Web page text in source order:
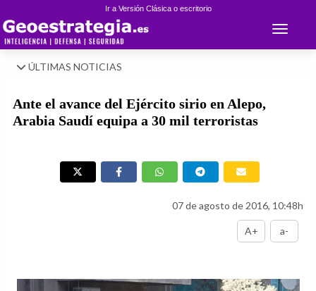
Ir a Versión Clásica o escritorio
Toggle
ÚLTIMAS NOTICIAS
Ante el avance del Ejército sirio en Alepo,
Arabia Saudí equipa a 30 mil terroristas
07 de agosto de 2016, 10:48h
A+ a-